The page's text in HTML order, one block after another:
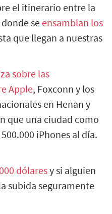
el itinerario entre la
seensamblan los
que llegan a nuestras
sobre las
Apple, Foxconn y los
en Henan y
que una ciudad como
iPhones al día.
dólaresy si alguien
subida seguramente